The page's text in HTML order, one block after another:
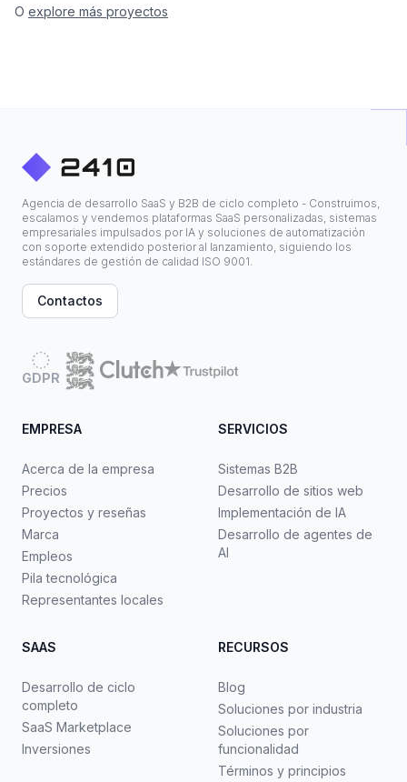
O explore más proyectos
Agencia de desarrollo SaaS y B2B de ciclo completo - Construimos,
escalamos y vendemos plataformas SaaS personalizadas, sistemas
empresariales impulsados por IA y soluciones de automatización
con soporte extendido posterior al lanzamiento, siguiendo los
estándares de gestión de calidad ISO 9001.
Contactos
GDPR
EMPRESA
Acerca de la empresa
Precios
Proyectos y reseñas
Marca
Empleos
Pila tecnológica
Representantes locales
SERVICIOS
Sistemas B2B
Desarrollo de sitios web
Implementación de IA
Desarrollo de agentes de
AI
SAAS
Desarrollo de ciclo
completo
SaaS Marketplace
Inversiones
RECURSOS
Blog
Soluciones por industria
Soluciones por
funcionalidad
Términos y principios